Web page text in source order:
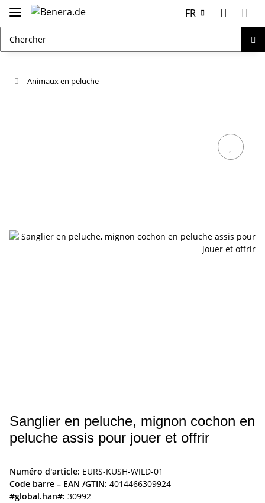
FR
Animaux en peluche
Sanglier en peluche, mignon cochon en
peluche assis pour jouer et offrir
Numéro d'article: EURS-KUSH-WILD-01
Code barre – EAN /GTIN: 4014466309924
#global.han#: 30992